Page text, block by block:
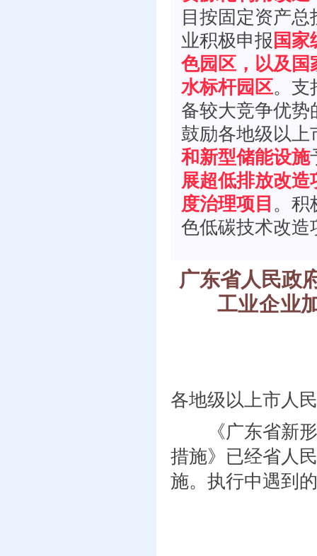
目按固定资产
业积极申报 国
色园区，以及国
水标杆园区 。支
备较大竞争优
鼓励各地级以上
和新型储能设施
展超低排放改造
度治理项目 。积
色低碳技术改造
广东省人民政
工业企业
各地级以上市人
《广东省新形
措施》已经省人
施。执行中遇到